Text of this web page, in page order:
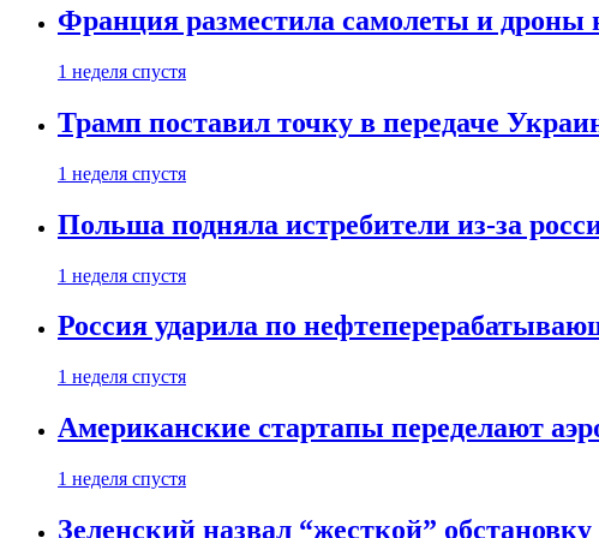
Франция разместила самолеты и дроны
1 неделя спустя
Трамп поставил точку в передаче
1 неделя спустя
Польша подняла истребители из-за
1 неделя спустя
Россия ударила по
1 неделя спустя
Американские стартапы переделают
1 неделя спустя
Зеленский назвал “жесткой”